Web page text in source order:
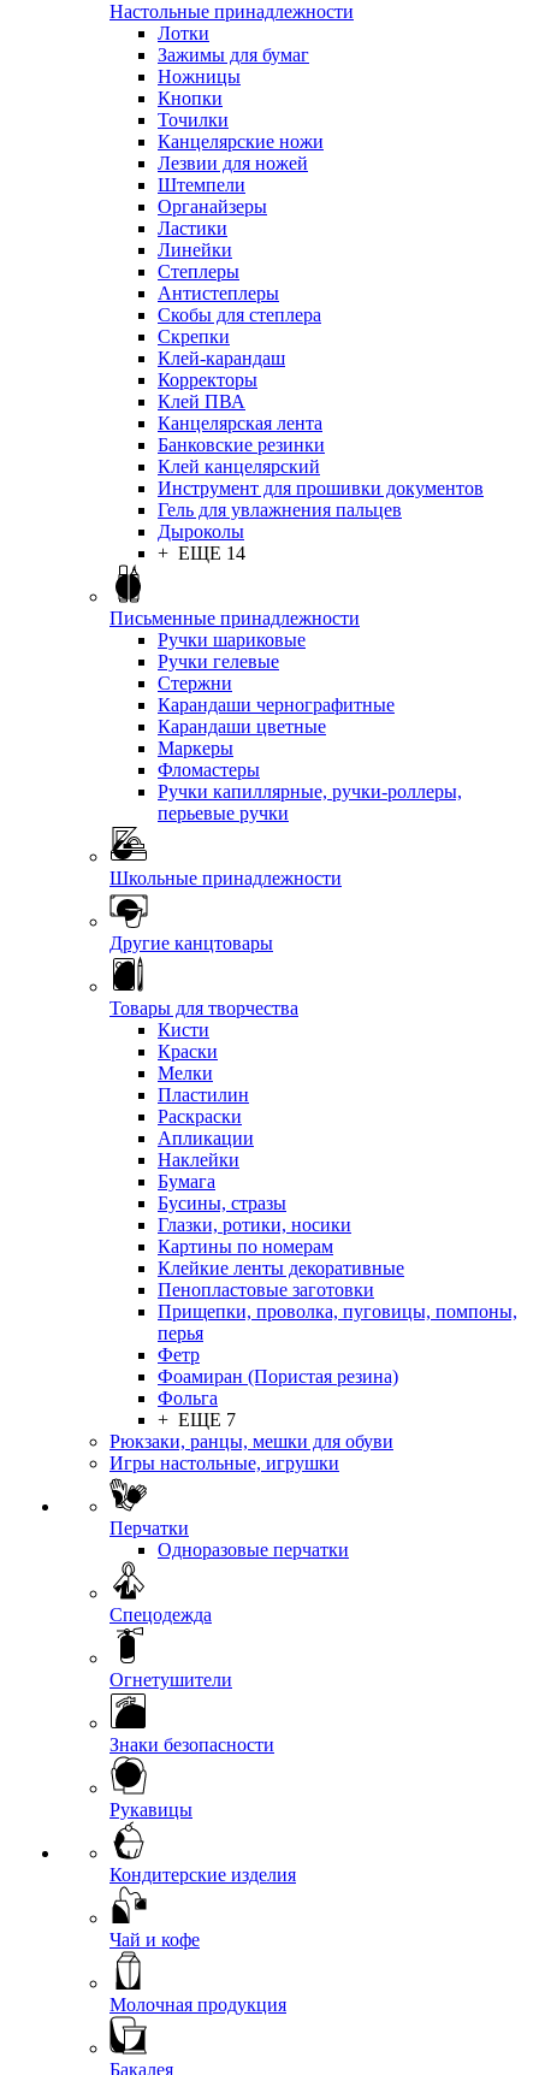
Настольные принадлежности
Лотки
Зажимы для бумаг
Ножницы
Кнопки
Точилки
Канцелярские ножи
Лезвии для ножей
Штемпели
Органайзеры
Ластики
Линейки
Степлеры
Антистеплеры
Скобы для степлера
Скрепки
Клей-карандаш
Корректоры
Клей ПВА
Канцелярская лента
Банковские резинки
Клей канцелярский
Инструмент для прошивки документов
Гель для увлажнения пальцев
Дыроколы
+ ЕЩЕ 14
Письменные принадлежности
Ручки шариковые
Ручки гелевые
Стержни
Карандаши чернографитные
Карандаши цветные
Маркеры
Фломастеры
Ручки капиллярные, ручки-роллеры,
перьевые ручки
Школьные принадлежности
Другие канцтовары
Товары для творчества
Кисти
Краски
Мелки
Пластилин
Раскраски
Апликации
Наклейки
Бумага
Бусины, стразы
Глазки, ротики, носики
Картины по номерам
Клейкие ленты декоративные
Пенопластовые заготовки
Прищепки, проволка, пуговицы, помпоны,
перья
Фетр
Фоамиран (Пористая резина)
Фольга
+ ЕЩЕ 7
Рюкзаки, ранцы, мешки для обуви
Игры настольные, игрушки
Перчатки
Одноразовые перчатки
Спецодежда
Огнетушители
Знаки безопасности
Рукавицы
Кондитерские изделия
Чай и кофе
Молочная продукция
Бакалея